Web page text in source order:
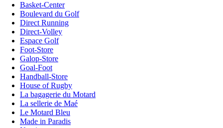
Basket-Center
Boulevard du Golf
Direct Running
Direct-Volley
Espace Golf
Foot-Store
Galop-Store
Goal-Foot
Handball-Store
House of Rugby
La bagagerie du Motard
La sellerie de Maé
Le Motard Bleu
Made in Paradis